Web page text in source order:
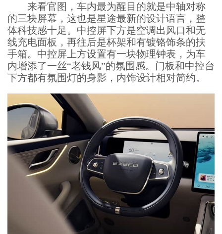
来看官图，车内最为醒目的就是中轴对称
的三块屏幕，这也是星途最新的设计语言，整
体科技感十足。中控屏下方是空调出风口和无
线充电面板，再往后是杯架和有镀铬饰条的扶
手箱。中控屏上方设置有一块物理钟表，为车
内增添了一丝“老钱风”的氛围感。门板和中控台
下方都有氛围灯的身影，内饰设计相对简约。